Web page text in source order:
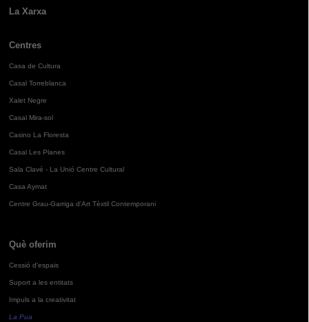
La Xarxa
Centres
Casa de Cultura
Casal Torreblanca
Xalet Negre
Casal Mira-sol
Casino La Floresta
Casal Les Planes
Sala Clavé - La Unió Centre Cultural
Casa Aymat
Centre Grau-Garriga d'Art Tèxtil Contemporani
Què oferim
Cessió d'espais
Suport a les entitats
Impuls a la creativitat
La Pua